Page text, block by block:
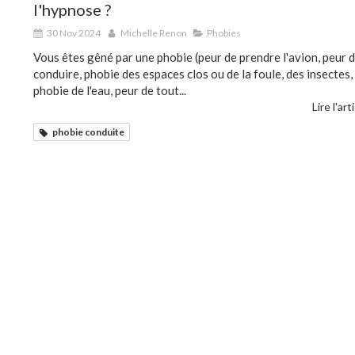
l'hypnose ?
30 Nov 2024 Michelle Renon Phobies
Vous êtes gêné par une phobie (peur de prendre l'avion, peur
conduire, phobie des espaces clos ou de la foule, des insectes,
phobie de l'eau, peur de tout...
Lire
phobie conduite